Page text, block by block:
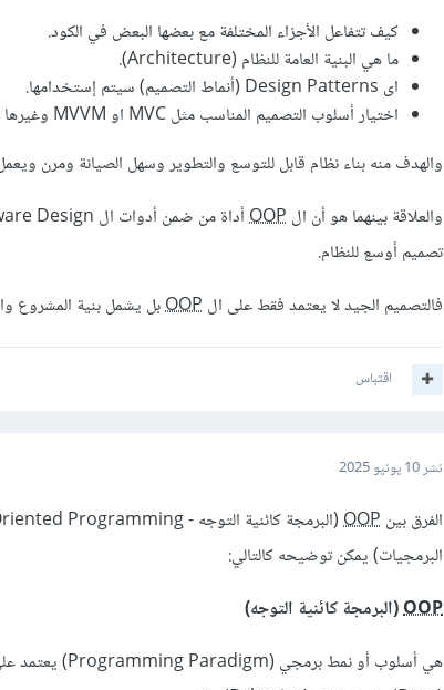
كيف تتفاعل الأجزاء المختلفة مع بعضها البعض في الكود.
ما هي البنية العامة للنظام (Architecture).
اى Design Patterns (أنماط التصميم) سيتم إستخدامها.
اختيار أسلوب التصميم المناسب مثل MVC او MVVM وغيرها من الأساليب الأخرى.
والهدف منه بناء نظام قابل للتوسع والتطوير وسهل الصيانة ومرن
والعلاقة بينهما هو أن ال OOPأداة من ضمن أدوات ال Software Design. حيث يمكنك استخدام ال
تصميم أوسع للنظام.
فالتصميم الجيد لا يعتمد فقط على ال OOPبل يشمل بنية المشروع
اقتباس
نشر10 يونيو 2025
الفرق بين OOP
البرمجيات) يمكن توضيحه كالتالي:
OOP(البرمجة كائنية التوجه)